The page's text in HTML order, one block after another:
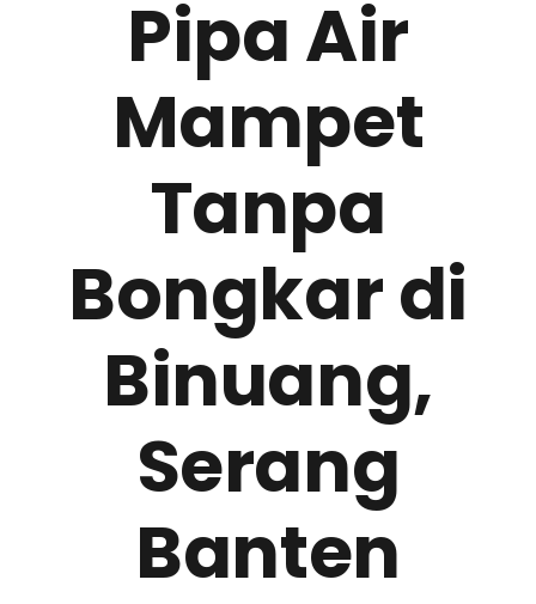
Pipa Air
Mampet
Tanpa
Bongkar di
Binuang,
Serang
Banten